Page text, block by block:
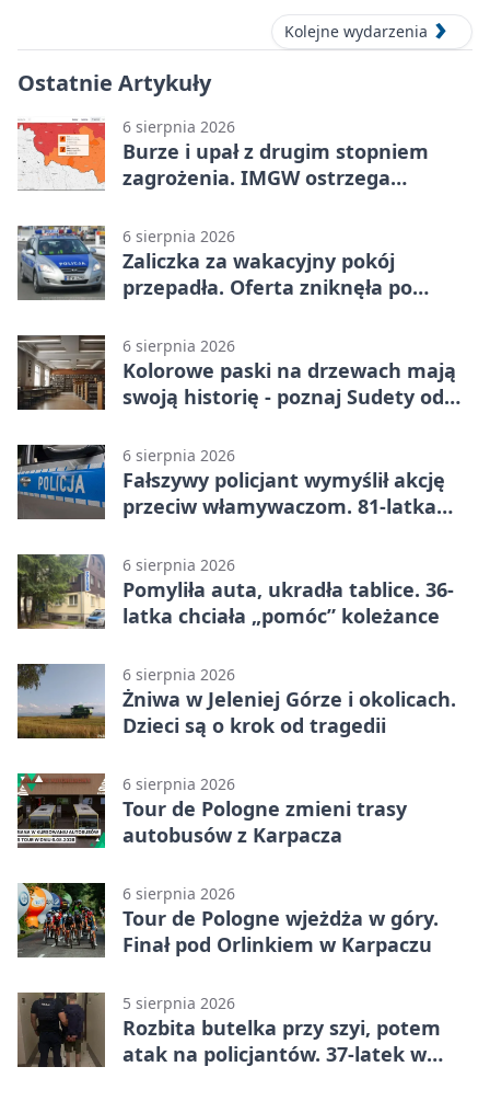
Kolejne wydarzenia
Ostatnie Artykuły
6 sierpnia 2026
Burze i upał z drugim stopniem
zagrożenia. IMGW ostrzega
6 sierpnia 2026
Zaliczka za wakacyjny pokój
przepadła. Oferta zniknęła po
6 sierpnia 2026
Kolorowe paski na drzewach mają
swoją historię - poznaj Sudety od
6 sierpnia 2026
Fałszywy policjant wymyślił akcję
przeciw włamywaczom. 81-latka
6 sierpnia 2026
Pomyliła auta, ukradła tablice. 36-
latka chciała „pomóc” koleżance
6 sierpnia 2026
Żniwa w Jeleniej Górze i okolicach.
Dzieci są o krok od tragedii
6 sierpnia 2026
Tour de Pologne zmieni trasy
autobusów z Karpacza
6 sierpnia 2026
Tour de Pologne wjeżdża w góry.
Finał pod Orlinkiem w Karpaczu
5 sierpnia 2026
Rozbita butelka przy szyi, potem
atak na policjantów. 37-latek w